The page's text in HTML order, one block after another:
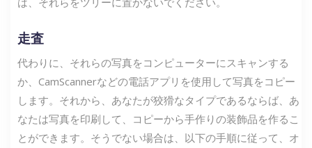
走査
代わりに、それらの写真をコンピューターにスキャンする
か、CamScannerなどの電話アプリを使用して写真をコピー
します。それから、あなたが狡猾なタイプであるならば、あ
なたは写真を印刷して、コピーから手作りの装飾品を作るこ
とができます。そうでない場合は、以下の手順に従って、オ